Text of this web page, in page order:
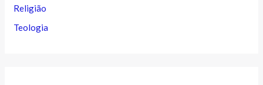
Religião
Teologia